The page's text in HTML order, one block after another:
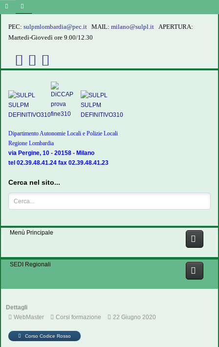
PEC: sulpmlombardia@pec.it MAIL: milano@sulpl.it APERTURA:
Martedì-Giovedì ore 9.00/12.30
Dipartimento Autonomie Locali e Polizie Locali
Regione Lombardia
via Pergine, 10 - 20158 - Milano
tel 02.39.48.41.24 fax 02.39.48.41.23
Cerca nel sito...
Cerca...
Menù Principale
SEDI Regionali
Dettagli
WebMaster
Corsi formazione 22 Giugno 2020
Corso Codice Rosso